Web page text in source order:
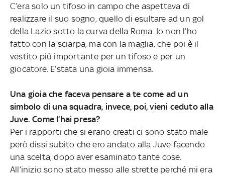
C’era solo un tifoso in campo che aspettava di
realizzare il suo sogno, quello di esultare ad un gol
della Lazio sotto la curva della Roma. Io non l’ho
fatto con la sciarpa, ma con la maglia, che poi è il
vestito più importante per un tifoso e per un
giocatore. E’stata una gioia immensa.
Una gioia che faceva pensare a te come ad un
simbolo di una squadra, invece, poi, vieni ceduto alla
Juve. Come l’hai presa?
Per i rapporti che si erano creati ci sono stato male
però dissi subito che ero andato alla Juve facendo
una scelta, dopo aver esaminato tante cose.
All’inizio sono stato messo alle strette perché mi era